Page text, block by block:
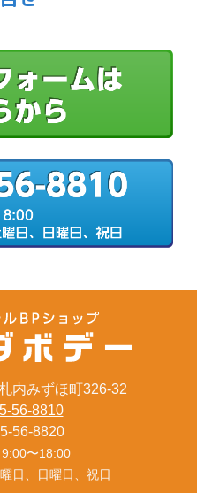
内みずほ町326-32
56-8810
56-8820
9:00〜18:00
日、日曜日、祝日